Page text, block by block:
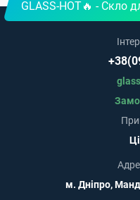
GLASS-HOT🔥 - Скло
м. Дніпро,